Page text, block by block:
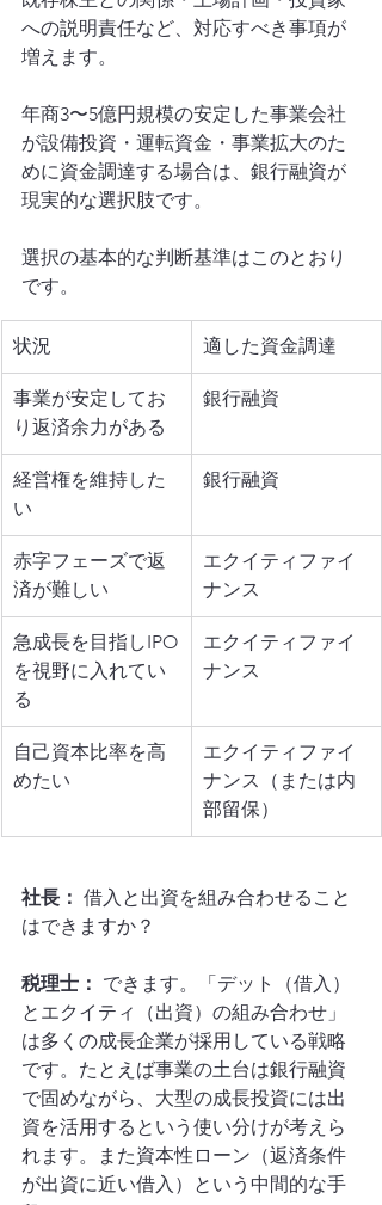
への説明責任など、対応すべき事項が
増えます。
年商3〜5億円規模の安定した事業会社
が設備投資・運転資金・事業拡大のた
めに資金調達する場合は、銀行融資が
現実的な選択肢です。
選択の基本的な判断基準はこのとおり
です。
状況 適した資金調達
事業が安定してお
り返済余力がある
銀行融資
経営権を維持した
い
銀行融資
赤字フェーズで返
済が難しい
エクイティファイ
ナンス
急成長を目指しIPO
を視野に入れてい
る
エクイティファイ
ナンス
自己資本比率を高
めたい
エクイティファイ
ナンス（または内
部留保）
社長： 借入と出資を組み合わせること
はできますか？
税理士： できます。「デット（借入）
とエクイティ（出資）の組み合わせ」
は多くの成長企業が採用している戦略
です。たとえば事業の土台は銀行融資
で固めながら、大型の成長投資には出
資を活用するという使い分けが考えら
れます。また資本性ローン（返済条件
が出資に近い借入）という中間的な手